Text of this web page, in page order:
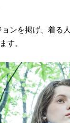
ンを掲げ、着る
す。